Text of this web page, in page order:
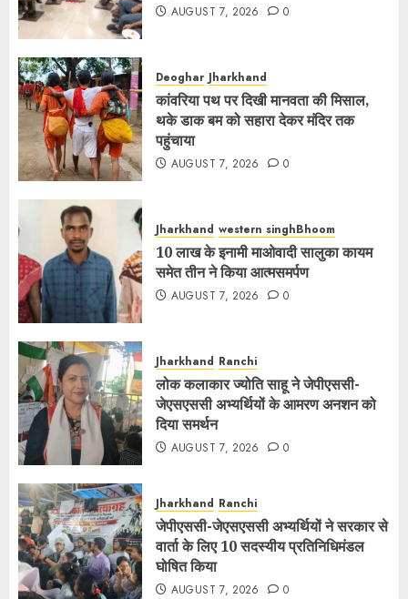
AUGUST 7, 2026 0
Deoghar Jharkhand
कांवरिया पथ पर दिखी मानवता की मिसाल,
थके डाक बम को सहारा देकर मंदिर तक
पहुंचाया
AUGUST 7, 2026 0
Jharkhand western singhBhoom
10 लाख के इनामी माओवादी सालुका कायम
समेत तीन ने किया आत्मसमर्पण
AUGUST 7, 2026 0
Jharkhand Ranchi
लोक कलाकार ज्योति साहू ने जेपीएससी-
जेएसएससी अभ्यर्थियों के आमरण अनशन को
दिया समर्थन
AUGUST 7, 2026 0
Jharkhand Ranchi
जेपीएससी-जेएसएससी अभ्यर्थियों ने सरकार से
वार्ता के लिए 10 सदस्यीय प्रतिनिधिमंडल
घोषित किया
AUGUST 7, 2026 0